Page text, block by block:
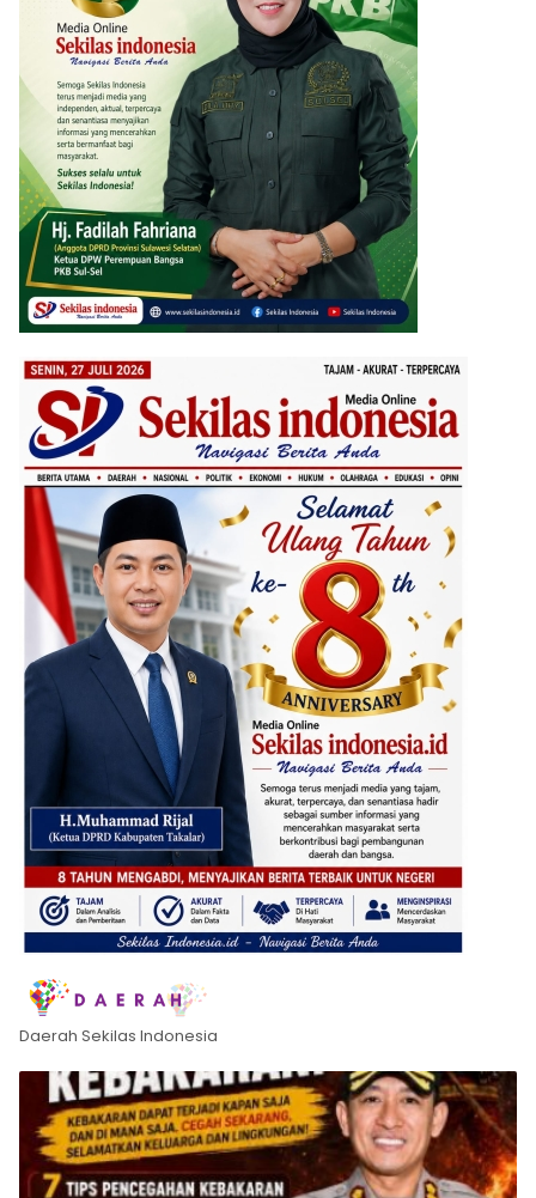
Daerah Sekilas Indonesia